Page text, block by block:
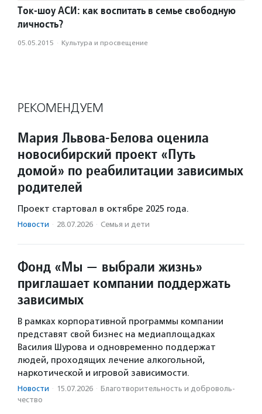
Ток-шоу АСИ: как воспитать в семье свободную
личность?
05.05.2015 · Культура и просвещение
РЕКОМЕНДУЕМ
Мария Львова-Белова оценила
новосибирский проект «Путь
домой» по реабилитации зависимых
родителей
Проект стартовал в октябре 2025 года.
Новости · 28.07.2026 · Семья и дети
Фонд «Мы — выбрали жизнь»
приглашает компании поддержать
зависимых
В рамках корпоративной программы компании
представят свой бизнес на медиаплощадках
Василия Шурова и одновременно поддержат
людей, проходящих лечение алкогольной,
наркотической и игровой зависимости.
Новости · 15.07.2026 · Благотвори­тель­ность и доброволь­
чест­во